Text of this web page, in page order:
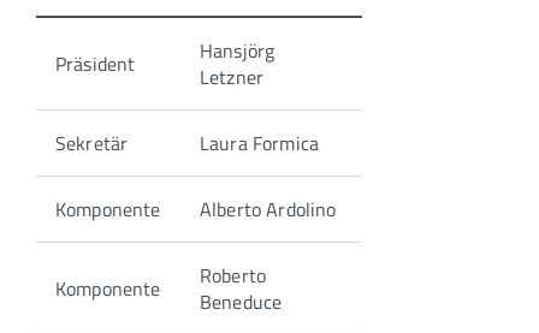
Präsident
Hansjörg
Letzner
Sekretär Laura Formica
Komponente Alberto Ardolino
Komponente
Roberto
Beneduce